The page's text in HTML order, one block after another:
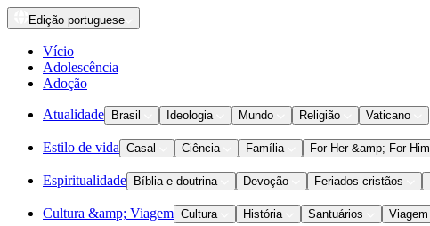
Edição portuguese
Vício
Adolescência
Adoção
Atualidade Brasil Ideologia Mundo Religião Vaticano
Estilo de vida Casal Ciência Família For Her &amp; For Him
Espiritualidade Bíblia e doutrina Devoção Feriados cristãos
Cultura &amp; Viagem Cultura História Santuários Viagem